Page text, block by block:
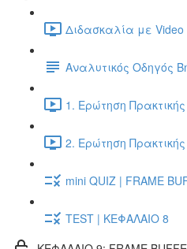
Διδασκαλία με Video
Αναλυτικός Οδηγός
1. Ερώτηση
2. Ερώτηση
mini QUIZ | FRAME
TEST | ΚΕΦΑΛΑΙΟ 8